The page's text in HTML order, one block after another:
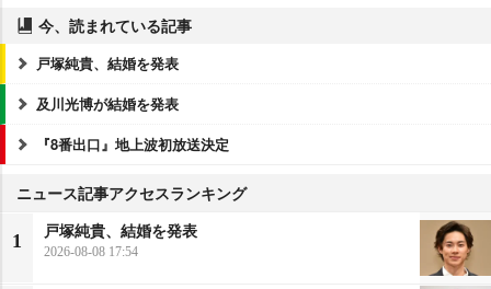
今、読まれている記事
戸塚純貴、結婚を発表
及川光博が結婚を発表
『8番出口』地上波初放送決定
ニュース記事アクセスランキング
1
戸塚純貴、結婚を発表
2026-08-08 17:54